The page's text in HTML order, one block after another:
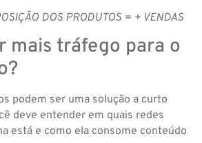
DOS PRODUTOS = + VENDAS
mais tráfego para o
podem ser uma solução a curto
deve entender em quais redes
está e como ela consome conteúdo